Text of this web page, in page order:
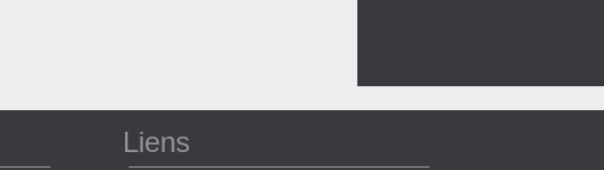
Liens